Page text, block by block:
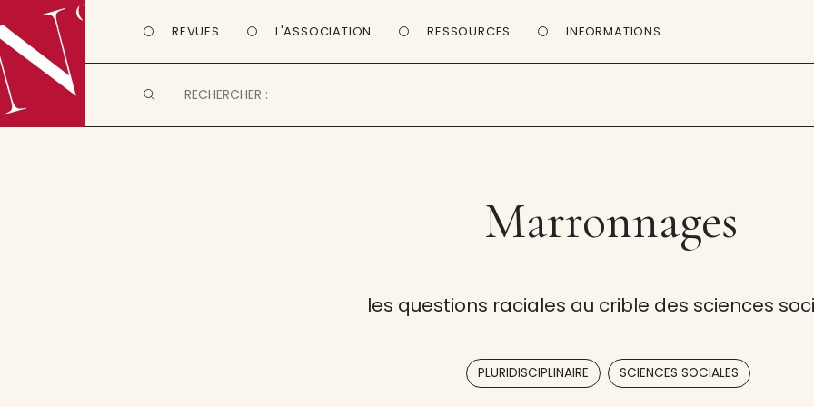
REVUES L'ASSOCIATION RESSOURCES INFORMATIONS
Marronnages
les questions raciales au crible des sciences
PLURIDISCIPLINAIRE SCIENCES SOCIALES